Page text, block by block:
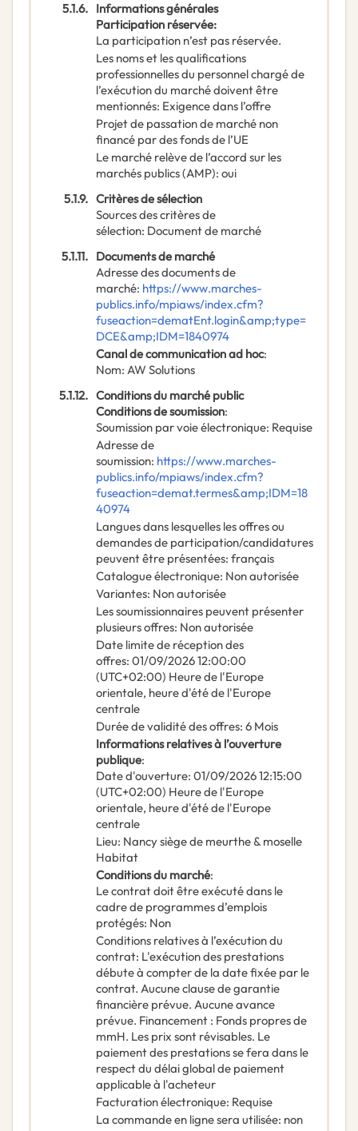
5.1.6. Informations générales
Participation réservée:
La participation n’est pas réservée.
Les noms et les qualifications
professionnelles du personnel chargé de
l’exécution du marché doivent être
mentionnés: Exigence dans l’offre
Projet de passation de marché non
financé par des fonds de l’UE
Le marché relève de l’accord sur les
marchés publics (AMP): oui
5.1.9. Critères de sélection
Sources des critères de
sélection: Document de marché
5.1.11. Documents de marché
Adresse des documents de
marché: https://www.marches-
publics.info/mpiaws/index.cfm?
fuseaction=dematEnt.login&amp;type=
DCE&amp;IDM=1840974
Canal de communication ad hoc:
Nom: AW Solutions
5.1.12. Conditions du marché public
Conditions de soumission:
Soumission par voie électronique: Requise
Adresse de
soumission: https://www.marches-
publics.info/mpiaws/index.cfm?
fuseaction=demat.termes&amp;IDM=18
40974
Langues dans lesquelles les offres ou
demandes de participation/candidatures
peuvent être présentées: français
Catalogue électronique: Non autorisée
Variantes: Non autorisée
Les soumissionnaires peuvent présenter
plusieurs offres: Non autorisée
Date limite de réception des
offres: 01/09/202612:00:00
(UTC+02:00) Heure de l'Europe
orientale, heure d'été de l'Europe
centrale
Durée de validité des offres: 6 Mois
Informations relatives à l’ouverture
publique:
Date d'ouverture: 01/09/202612:15:00
(UTC+02:00) Heure de l'Europe
orientale, heure d'été de l'Europe
centrale
Lieu: Nancy siège de meurthe & moselle
Habitat
Conditions du marché:
Le contrat doit être exécuté dans le
cadre de programmes d’emplois
protégés: Non
Conditions relatives à l’exécution du
contrat: L'exécution des prestations
débute à compter de la date fixée par le
contrat. Aucune clause de garantie
financière prévue. Aucune avance
prévue. Financement : Fonds propres de
mmH. Les prix sont révisables. Le
paiement des prestations se fera dans le
respect du délai global de paiement
applicable à l'acheteur
Facturation électronique: Requise
La commande en ligne sera utilisée: non